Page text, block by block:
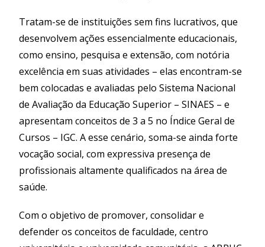
Tratam-se de instituições sem fins lucrativos, que
desenvolvem ações essencialmente educacionais,
como ensino, pesquisa e extensão, com notória
excelência em suas atividades – elas encontram-se
bem colocadas e avaliadas pelo Sistema Nacional
de Avaliação da Educação Superior – SINAES – e
apresentam conceitos de 3 a 5 no Índice Geral de
Cursos – IGC. A esse cenário, soma-se ainda forte
vocação social, com expressiva presença de
profissionais altamente qualificados na área de
saúde.
Com o objetivo de promover, consolidar e
defender os conceitos de faculdade, centro